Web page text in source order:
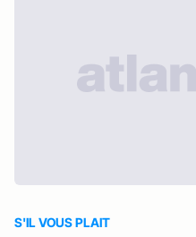
S'IL VOUS PLAIT